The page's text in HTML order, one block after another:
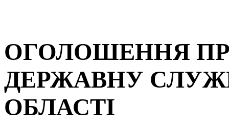
ОГОЛОШЕННЯ
ДЕРЖАВНУ
ОБЛАСТІ